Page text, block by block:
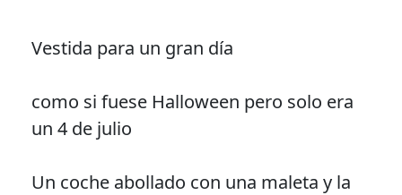
Vestida para un gran día
como si fuese Halloween pero solo era
un 4 de julio
Un coche abollado con una maleta y la